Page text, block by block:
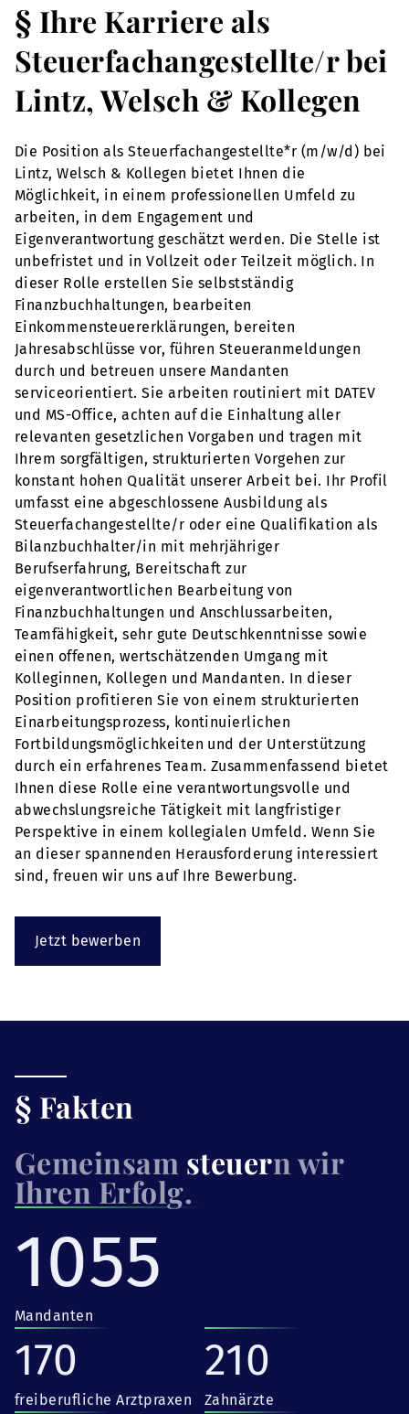
§ Ihre Karriere als
Steuerfachangestellte/r bei
Lintz, Welsch & Kollegen
Die Position als Steuerfachangestellte*r (m/w/d) bei
Lintz, Welsch & Kollegen bietet Ihnen die
Möglichkeit, in einem professionellen Umfeld zu
arbeiten, in dem Engagement und
Eigenverantwortung geschätzt werden. Die Stelle ist
unbefristet und in Vollzeit oder Teilzeit möglich. In
dieser Rolle erstellen Sie selbstständig
Finanzbuchhaltungen, bearbeiten
Einkommensteuererklärungen, bereiten
Jahresabschlüsse vor, führen Steueranmeldungen
durch und betreuen unsere Mandanten
serviceorientiert. Sie arbeiten routiniert mit DATEV
und MS-Office, achten auf die Einhaltung aller
relevanten gesetzlichen Vorgaben und tragen mit
Ihrem sorgfältigen, strukturierten Vorgehen zur
konstant hohen Qualität unserer Arbeit bei. Ihr Profil
umfasst eine abgeschlossene Ausbildung als
Steuerfachangestellte/r oder eine Qualifikation als
Bilanzbuchhalter/in mit mehrjähriger
Berufserfahrung, Bereitschaft zur
eigenverantwortlichen Bearbeitung von
Finanzbuchhaltungen und Anschlussarbeiten,
Teamfähigkeit, sehr gute Deutschkenntnisse sowie
einen offenen, wertschätzenden Umgang mit
Kolleginnen, Kollegen und Mandanten. In dieser
Position profitieren Sie von einem strukturierten
Einarbeitungsprozess, kontinuierlichen
Fortbildungsmöglichkeiten und der Unterstützung
durch ein erfahrenes Team. Zusammenfassend bietet
Ihnen diese Rolle eine verantwortungsvolle und
abwechslungsreiche Tätigkeit mit langfristiger
Perspektive in einem kollegialen Umfeld. Wenn Sie
an dieser spannenden Herausforderung interessiert
sind, freuen wir uns auf Ihre Bewerbung.
Jetzt bewerben
§ Fakten
Gemeinsam steuern wir
Ihren Erfolg.
1055
Mandanten
170
freiberufliche Arztpraxen
210
Zahnärzte